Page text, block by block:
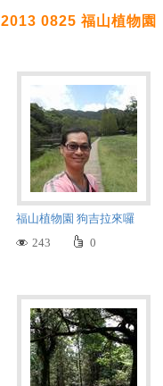
2013 0825 福山植物園
福山植物園 狗吉拉來囉
243
0